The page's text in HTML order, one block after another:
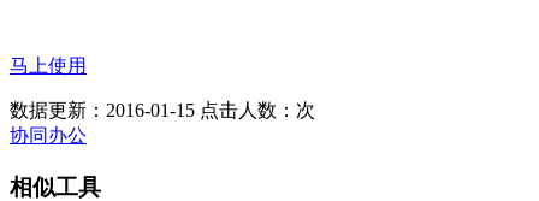
马上使用
数据更新：2016-01-15 点击人数： 次
协同办公
相似工具